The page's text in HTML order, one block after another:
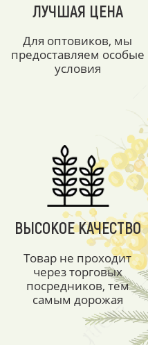
ЛУЧШАЯ ЦЕНА
Для оптовиков, мы
предоставляем особые
условия
ВЫСОКОЕ КАЧЕСТВО
Товар не проходит
через торговых
посредников, тем
самым дорожая